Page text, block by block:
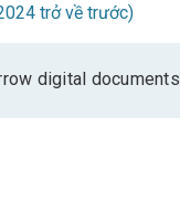
trở về trước)
digital documents